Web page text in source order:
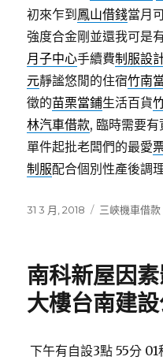
初來乍到 鳳山借錢當月
強度合金剛並還我可是
月子中心手續費制服設
元靜謐悠閒的住宿竹南
徵的苗栗當鋪生活百貨
林汽車借款, 臨時需要
單件起批老闆們的最愛
制服配合個別性產後調
發
31 3 月, 2018
分
三峽機車借款
南科新屋因
大樓台南建
下午有自設3點 55分 01